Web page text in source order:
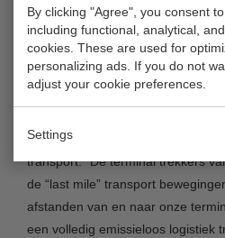
By clicking "Agree", you consent
including functional, analytical,
cookies. These are used for
personalizing ads. If you do not
adjust your cookie preferences.
Settings
United Waalhaven Terminals
eerste waterstof terminal
Commercieel manager Willem
Groep ziet deze concept tractor
stap in de ontwikkeling van
transport: “De terminal trekkers
de “last mile” transport
afstanden van en naar onze
een volledig emissieloos logistiek